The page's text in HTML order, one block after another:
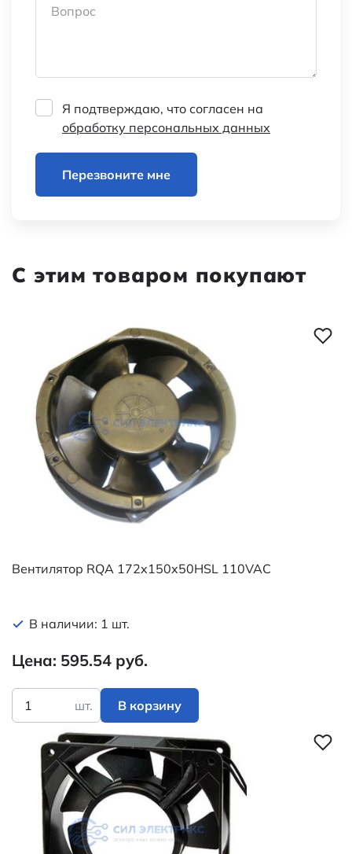
Вопрос
Я подтверждаю, что согласен на
обработку персональных данных
Перезвоните мне
С этим товаром покупают
Вентилятор RQA 172x150x50HSL 110VAC
В наличии: 1 шт.
Цена: 595.54 руб.
шт. В корзину